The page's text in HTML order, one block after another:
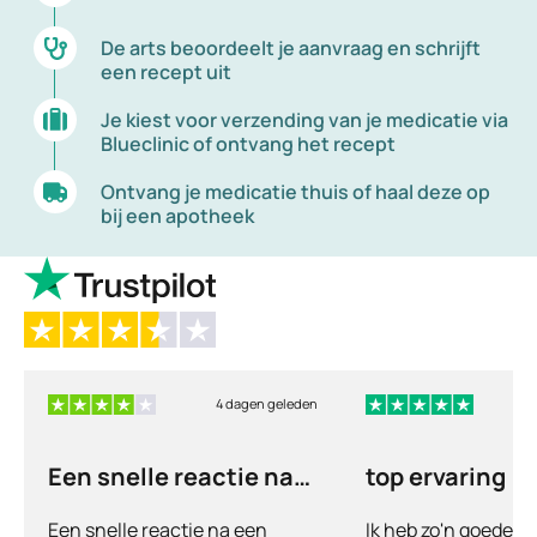
De arts beoordeelt je aanvraag en schrijft
een recept uit
Je kiest voor verzending van je medicatie via
Blueclinic of ontvang het recept
Ontvang je medicatie thuis of haal deze op
bij een apotheek
4 dagen geleden
Een snelle reactie na
Een snelle reactie na een
top ervaring
Ik heb zo'n goede